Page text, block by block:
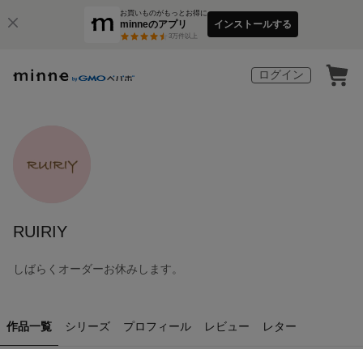
お買いものがもっとお得に
minneのアプリ
3万件以上
インストールする
ログイン
RUIRIY
しばらくオーダーお休みします。
作品一覧 シリーズ プロフィール レビュー レター